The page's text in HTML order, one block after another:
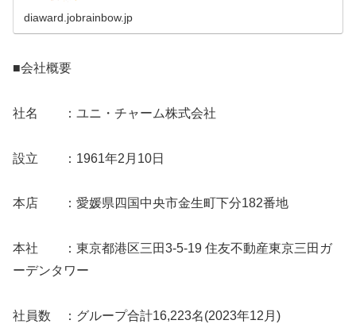
diaward.jobrainbow.jp
■会社概要
社名 ：ユニ・チャーム株式会社
設立 ：1961年2月10日
本店 ：愛媛県四国中央市金生町下分182番地
本社 ：東京都港区三田3-5-19 住友不動産東京三田ガ
ーデンタワー
社員数 ：グループ合計16,223名(2023年12月)